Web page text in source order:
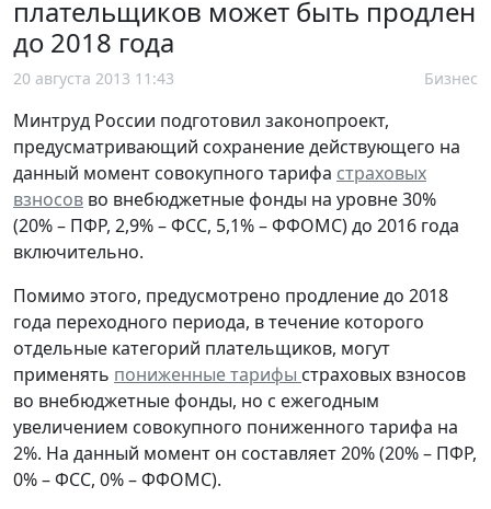
плательщиков может быть продлен
до 2018 года
20 августа 2013 11:43 Бизнес
Минтруд России подготовил законопроект,
предусматривающий сохранение действующего на
данный момент совокупного тарифа страховых
взносов во внебюджетные фонды на уровне 30%
(20% – ПФР, 2,9% – ФСС, 5,1% – ФФОМС) до 2016 года
включительно.
Помимо этого, предусмотрено продление до 2018
года переходного периода, в течение которого
отдельные категорий плательщиков, могут
применять пониженные тарифы страховых взносов
во внебюджетные фонды, но с ежегодным
увеличением совокупного пониженного тарифа на
2%. На данный момент он составляет 20% (20% – ПФР,
0% – ФСС, 0% – ФФОМС).